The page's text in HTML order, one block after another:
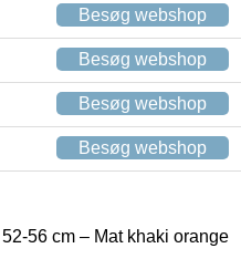
Besøg webshop
Besøg webshop
Besøg webshop
Besøg webshop
56 cm – Mat khaki orange